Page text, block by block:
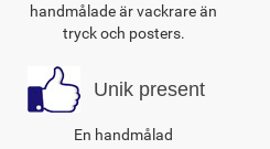
handmålade är vackrare än
tryck och posters.
Unik present
En handmålad